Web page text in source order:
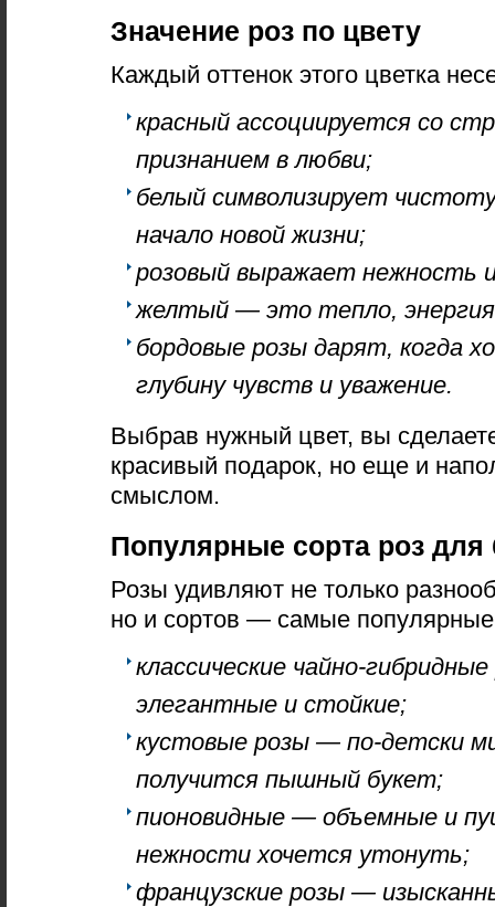
Значение роз по цвету
Каждый оттенок этого цветка
красный ассоциируется со
признанием в любви;
белый символизирует
начало новой жизни;
розовый выражает нежность
желтый — это тепло,
бордовые розы дарят, когда
глубину чувств и уважение.
Выбрав нужный цвет, вы
красивый подарок, но еще и
смыслом.
Популярные сорта роз для
Розы удивляют не только
но и сортов — самые
классические чайно-
элегантные и стойкие;
кустовые розы — по-детски
получится пышный букет;
пионовидные — объемные и
нежности хочется утонуть;
французские розы —